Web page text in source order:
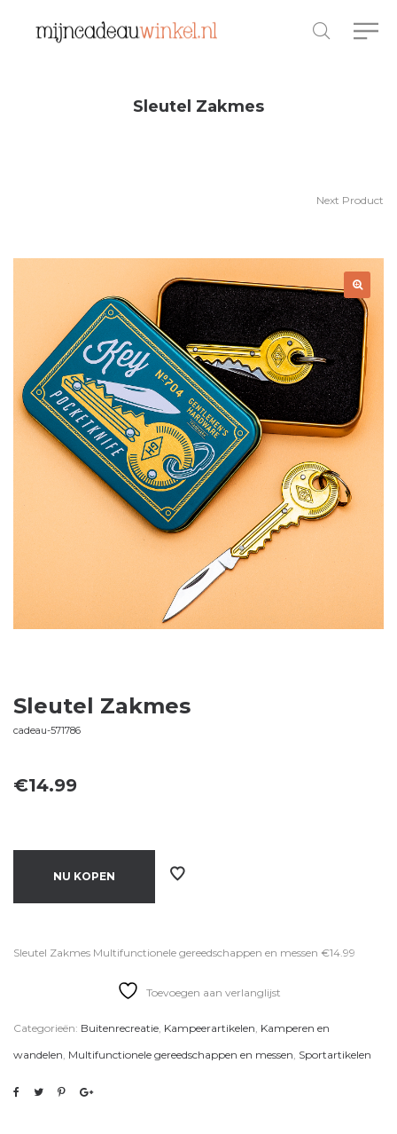
Sleutel Zakmes
Next Product
Sleutel Zakmes
cadeau-571786
€14.99
NU KOPEN
Sleutel Zakmes Multifunctionele gereedschappen en messen €14.99
Toevoegen aan verlanglijst
Categorieën: Buitenrecreatie, Kampeerartikelen, Kamperen en
wandelen, Multifunctionele gereedschappen en messen, Sportartikelen